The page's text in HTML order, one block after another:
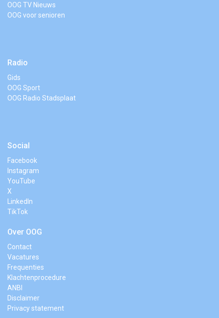
OOG TV Nieuws
OOG voor senioren
Radio
Gids
OOG Sport
OOG Radio Stadsplaat
Social
Facebook
Instagram
YouTube
X
LinkedIn
TikTok
Over OOG
Contact
Vacatures
Frequenties
Klachtenprocedure
ANBI
Disclaimer
Privacy statement